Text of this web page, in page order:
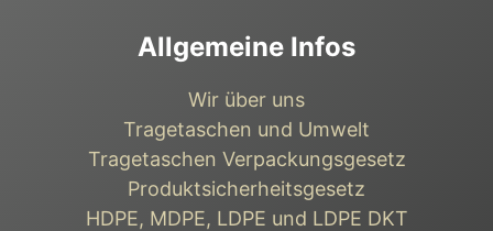
Allgemeine Infos
Wir über uns
Tragetaschen und Umwelt
Tragetaschen Verpackungsgesetz
Produktsicherheitsgesetz
HDPE, MDPE, LDPE und LDPE DKT